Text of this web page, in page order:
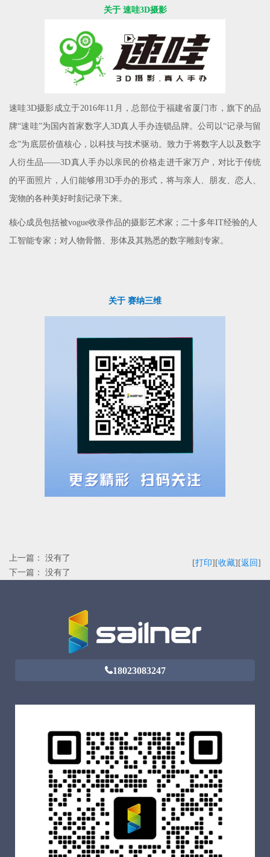
关于 速哇3D摄影
速哇3D摄影成立于2016年11月，总部位于福建省厦门市，旗下的品
牌“速哇”为国内首家数字人3D真人手办连锁品牌。公司以“记录与留
念”为底层价值核心，以科技与技术驱动。致力于将数字人以及数字
人衍生品——3D真人手办以亲民的价格走进千家万户，对比于传统
的平面照片，人们能够用3D手办的形式，将与亲人、朋友、恋人、
宠物的各种美好时刻记录下来。
核心成员包括被vogue收录作品的摄影艺术家；二十多年IT经验的人
工智能专家；对人物骨骼、形体及其熟悉的数字雕刻专家。
关于 赛纳三维
[打印][收藏][返回]
上一篇： 没有了
下一篇： 没有了
18023083247